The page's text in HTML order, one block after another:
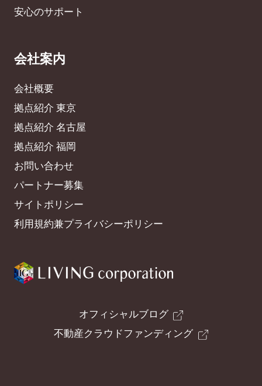
安心のサポート
会社案内
会社概要
拠点紹介 東京
拠点紹介 名古屋
拠点紹介 福岡
お問い合わせ
パートナー募集
サイトポリシー
利用規約兼プライバシーポリシー
オフィシャルブログ
不動産クラウドファンディング